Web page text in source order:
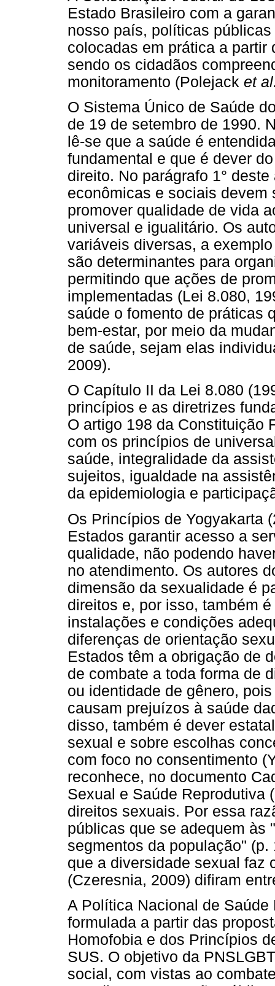
Estado Brasileiro com a
nosso país, políticas
colocadas em prática a partir
sendo os cidadãos
monitoramento (Polejack et
O Sistema Único de Saúde
de 19 de setembro de 1990.
lê-se que a saúde é
fundamental e que é dever
direito. No parágrafo 1°
econômicas e sociais devem
promover qualidade de vida
universal e igualitário. Os
variáveis diversas, a
são determinantes para
permitindo que ações de
implementadas (Lei 8.080,
saúde o fomento de práticas
bem-estar, por meio da
de saúde, sejam elas
2009).
O Capítulo II da Lei 8.080
princípios e as diretrizes
O artigo 198 da Constituição
com os princípios de
saúde, integralidade da
sujeitos, igualdade na
da epidemiologia e
Os Princípios de Yogyakarta
Estados garantir acesso a
qualidade, não podendo
no atendimento. Os autores
dimensão da sexualidade é
direitos e, por isso, também
instalações e condições
diferenças de orientação
Estados têm a obrigação de
de combate a toda forma de
ou identidade de gênero,
causam prejuízos à saúde
disso, também é dever
sexual e sobre escolhas
com foco no consentimento
reconhece, no documento
Sexual e Saúde Reprodutiva
direitos sexuais. Por essa
públicas que se adequem às
segmentos da população"
que a diversidade sexual faz
(Czeresnia, 2009) difiram
A Política Nacional de
formulada a partir das
Homofobia e dos Princípios
SUS. O objetivo da
social, com vistas ao